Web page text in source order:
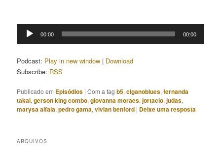
Tocador
00:00 00:00
Podcast: Play in new window | Download
Subscribe: RSS
Publicado em Episódios |Com a tagb5,ciganoblues,fernanda
takai,gerson king combo,giovanna moraes,jortacio,judas,
marysa alfaia,pedro gama,vivian benford | Deixe uma resposta
ARQUIVOS